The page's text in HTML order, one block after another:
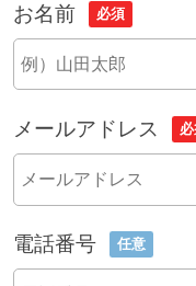
お名前 必須
メールアドレス
電話番号 任意